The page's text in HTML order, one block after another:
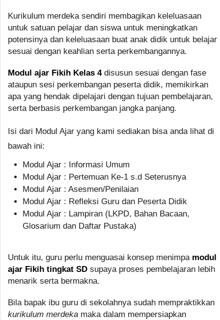
Kurikulum merdeka sendiri membagikan keleluasaan
untuk satuan pelajar dan siswa untuk meningkatkan
potensinya dan keleluasaan buat anak didik untuk belajar
sesuai dengan keahlian serta perkembangannya.
Modul ajar Fikih Kelas 4disusun sesuai dengan fase
ataupun sesi perkembangan peserta didik, memikirkan
apa yang hendak dipelajari dengan tujuan pembelajaran,
serta berbasis perkembangan jangka panjang.
Isi dari Modul Ajar yang kami sediakan bisa anda lihat di
bawah ini:
Modul Ajar : Informasi Umum
Modul Ajar : Pertemuan Ke-1 s.d Seterusnya
Modul Ajar : Asesmen/Penilaian
Modul Ajar : Refleksi Guru dan Peserta Didik
Modul Ajar : Lampiran (LKPD, Bahan Bacaan,
Glosarium dan Daftar Pustaka)
Untuk itu, guru perlu menguasai konsep menimpa modul
ajar Fikih tingkat SD supaya proses pembelajaran lebih
menarik serta bermakna.
Bila bapak ibu guru di sekolahnya sudah mempraktikkan
kurikulum merdeka maka dalam mempersiapkan